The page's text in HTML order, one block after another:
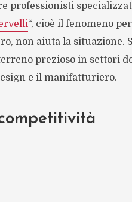
professionisti
“, cioè il fenomeno
non aiuta la situazione.
prezioso in settori
e il manifatturiero.